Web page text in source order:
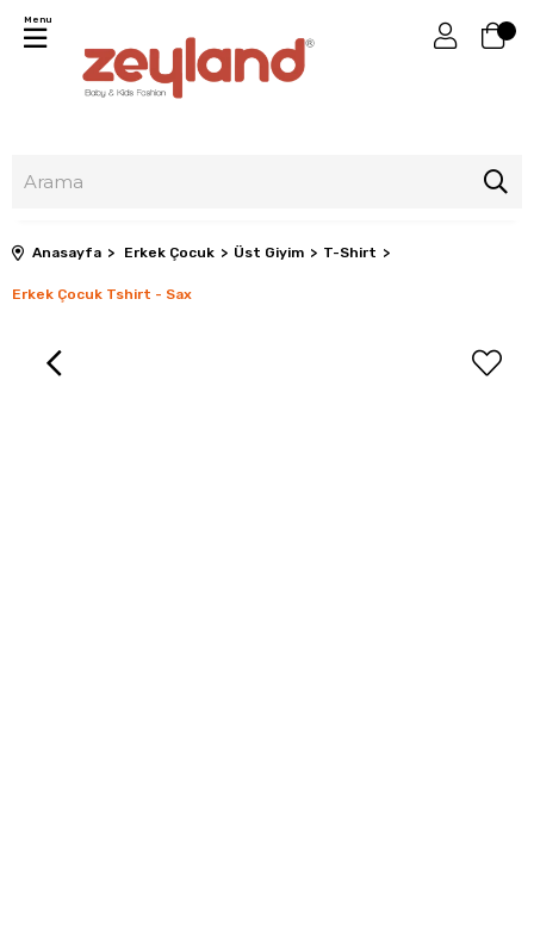
Menu
Anasayfa Erkek Çocuk Üst Giyim T-Shirt
Erkek Çocuk Tshirt - Sax